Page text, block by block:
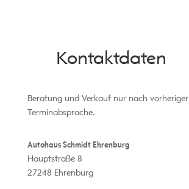
Kontaktdaten
Beratung und Verkauf nur nach vorheriger
Terminabsprache.
Autohaus Schmidt Ehrenburg
Hauptstraße 8
27248 Ehrenburg